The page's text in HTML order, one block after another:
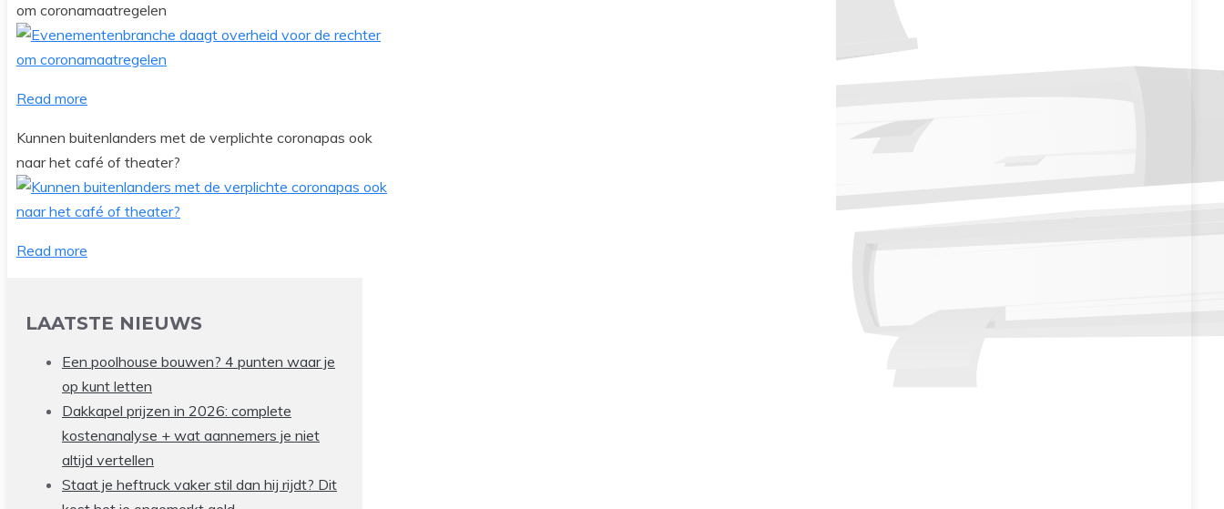
om coronamaatregelen
Read more
Kunnen buitenlanders met de verplichte coronapas ook
naar het café of theater?
Read more
LAATSTE NIEUWS
Een poolhouse bouwen? 4 punten waar je
op kunt letten
Dakkapel prijzen in 2026: complete
kostenanalyse + wat aannemers je niet
altijd vertellen
Staat je heftruck vaker stil dan hij rijdt? Dit